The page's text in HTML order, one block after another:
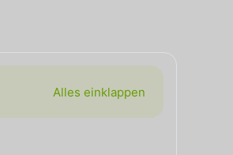
Alles einklappen